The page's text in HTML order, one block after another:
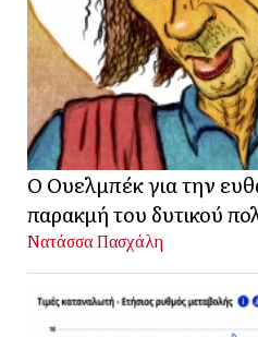
Ο Ουελμπέκ για την
παρακμή του δυτικού
Νατάσσα Πασχάλη